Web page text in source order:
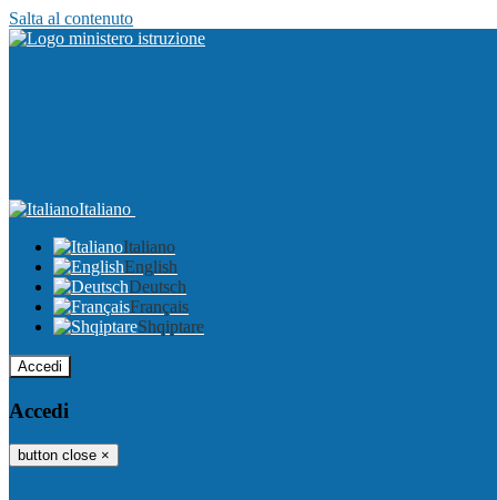
Salta al contenuto
Italiano
Italiano
English
Deutsch
Français
Shqiptare
Accedi
Accedi
button close ×